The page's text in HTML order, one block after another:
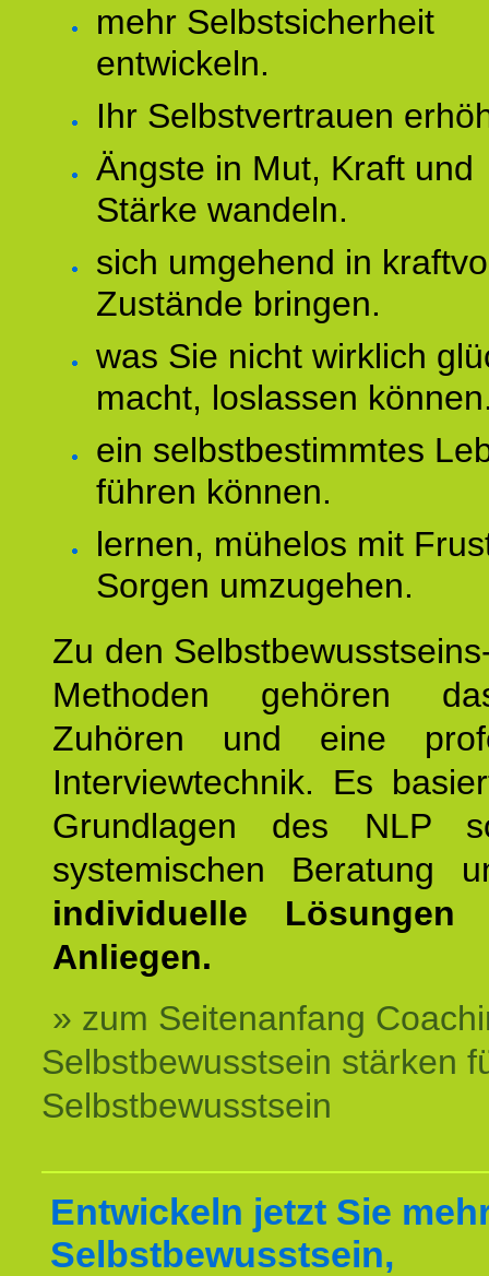
mehr Selbstsicherheit
entwickeln.
Ihr Selbstvertrauen
Ängste in Mut, Kraft und
Stärke wandeln.
sich umgehend in
Zustände bringen.
was Sie nicht wirklich
macht, loslassen
ein selbstbestimmtes
führen können.
lernen, mühelos mit
Sorgen umzugehen.
Zu den
Methoden gehören
Zuhören und eine
Interviewtechnik. Es
Grundlagen des NLP
systemischen Beratung
individuelle
Anliegen.
» zum Seitenanfang
Selbstbewusstsein stärken
Selbstbewusstsein
Entwickeln jetzt Sie
Selbstbewusstsein,